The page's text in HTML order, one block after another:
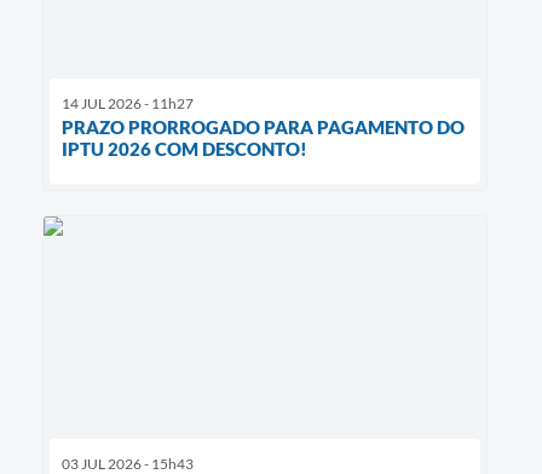
14 JUL 2026 - 11h27
PRAZO PRORROGADO PARA PAGAMENTO DO
IPTU 2026 COM DESCONTO!
03 JUL 2026 - 15h43